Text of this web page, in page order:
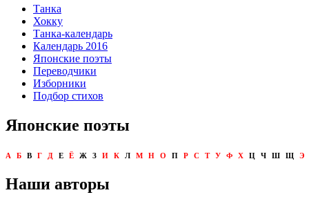
Танка
Хокку
Танка-календарь
Календарь 2016
Японские поэты
Переводчики
Изборники
Подбор стихов
Японские поэты
А Б В Г Д Е Ё Ж З И К Л М Н О П Р С Т У Ф Х Ц Ч Ш Щ Э
Наши авторы